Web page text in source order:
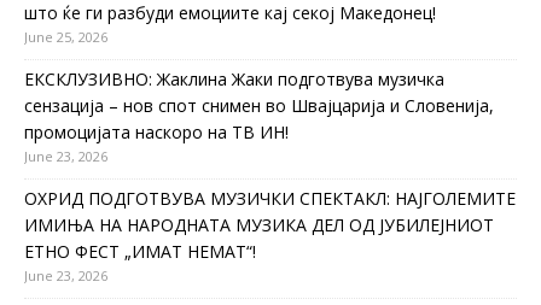
што ќе ги разбуди емоциите кај секој Македонец!
June 25, 2026
ЕКСКЛУЗИВНО: Жаклина Жаки подготвува музичка
сензација – нов спот снимен во Швајцарија и Словенија,
промоцијата наскоро на ТВ ИН!
June 23, 2026
ОХРИД ПОДГОТВУВА МУЗИЧКИ СПЕКТАКЛ: НАЈГОЛЕМИТЕ
ИМИЊА НА НАРОДНАТА МУЗИКА ДЕЛ ОД ЈУБИЛЕЈНИОТ
ЕТНО ФЕСТ „ИМАТ НЕМАТ“!
June 23, 2026